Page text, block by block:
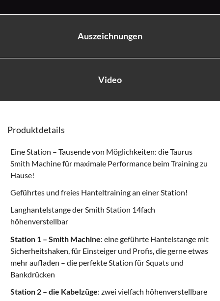
Auszeichnungen
Video
Produktdetails
Eine Station – Tausende von Möglichkeiten: die Taurus
Smith Machine für maximale Performance beim Training zu
Hause!
Geführtes und freies Hanteltraining an einer Station!
Langhantelstange der Smith Station 14fach
höhenverstellbar
Station 1 – Smith Machine: eine geführte Hantelstange mit
Sicherheitshaken, für Einsteiger und Profis, die gerne etwas
mehr aufladen – die perfekte Station für Squats und
Bankdrücken
Station 2 – die Kabelzüge: zwei vielfach höhenverstellbare